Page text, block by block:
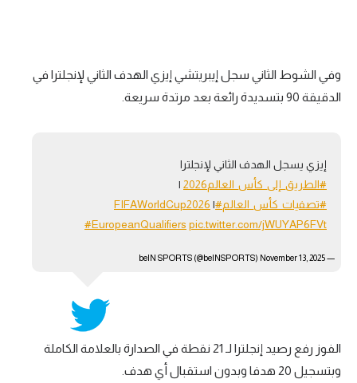
وفي الشوط الثاني سجل إيبريتشي إيزي الهدف الثاني لإنجلترا في
الدقيقة 90 بتسديدة رائعة بعد مرتدة سريعة.
إيزي يسجل الهدف الثاني لإنجلترا
#الطريق_إلى_كأس_العالم2026
|
#تصفيات_كأس_العالم#FIFAWorldCup2026
|
#EuropeanQualifiers pic.twitter.com/jWUYAP6FVt
— beIN SPORTS (@beINSPORTS)
November 13, 2025
الفوز رفع رصيد إنجلترا لـ 21 نقطة في الصدارة بالعلامة الكاملة
وبتسجيل 20 هدفا وبدون استقبال أي هدف.